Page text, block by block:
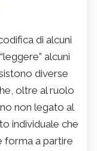
di alcuni
alcuni
diverse
oltre al ruolo
non legato al
individuale che
forma a partire